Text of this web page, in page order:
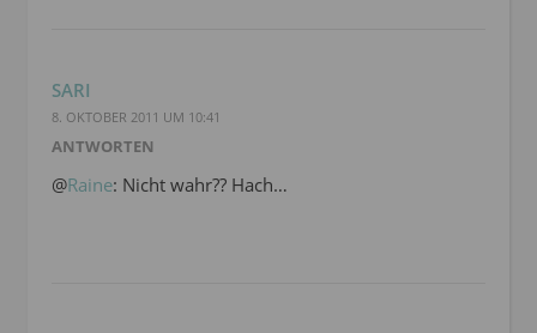
SARI
8. OKTOBER 2011 UM 10:41
ANTWORTEN
@Raine: Nicht wahr?? Hach…